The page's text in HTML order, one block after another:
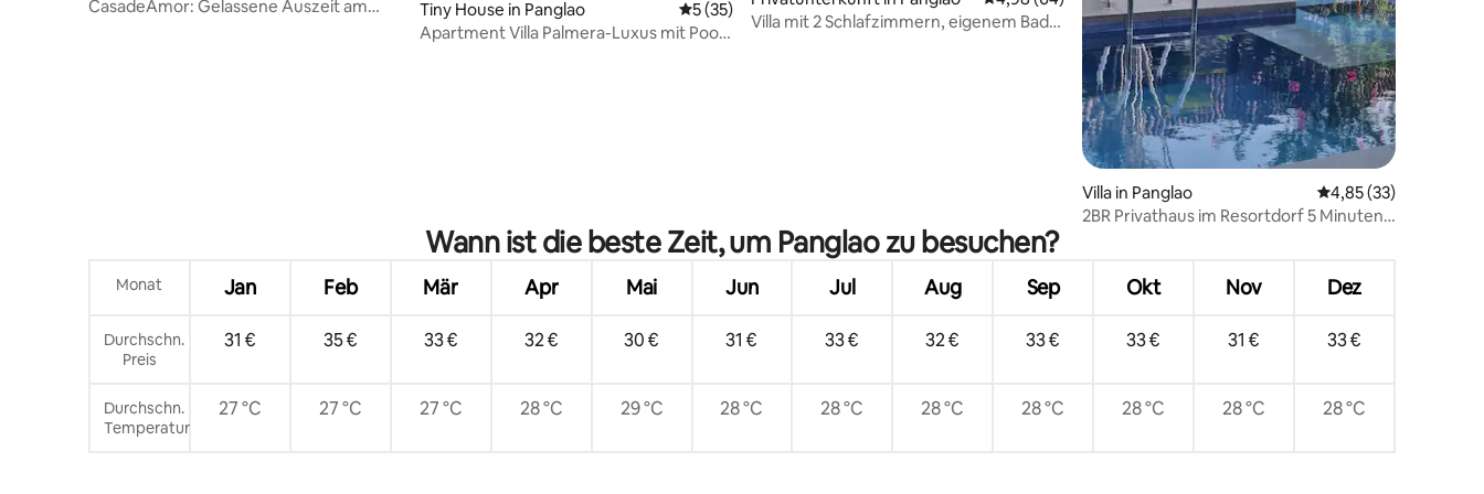
CasadeAmor: Gelassene Auszeit am
Tiny House in Panglao Durchschnittliche Bewertung: 5 von 5, 35 Bewertungen
5 (35)
Apartment Villa Palmera-Luxus mit Pool,
Villa mit 2 Schlafzimmern, eigenem Bad,
Villa in Panglao Durchschnittliche
4,85 (33)
2BR Privathaus im Resortdorf 5 Minuten
Wann ist die beste Zeit, um Panglao zu besuchen?
Monat Jan Feb Mär Apr Mai Jun Jul Aug Sep Okt Nov Dez
Durchschn.
Preis
31 € 35 € 33 € 32 € 30 € 31 € 33 € 32 € 33 € 33 € 31 € 33 €
Durchschn.
Temperatur
27 °C 27 °C 27 °C 28 °C 29 °C 28 °C 28 °C 28 °C 28 °C 28 °C 28 °C 28 °C